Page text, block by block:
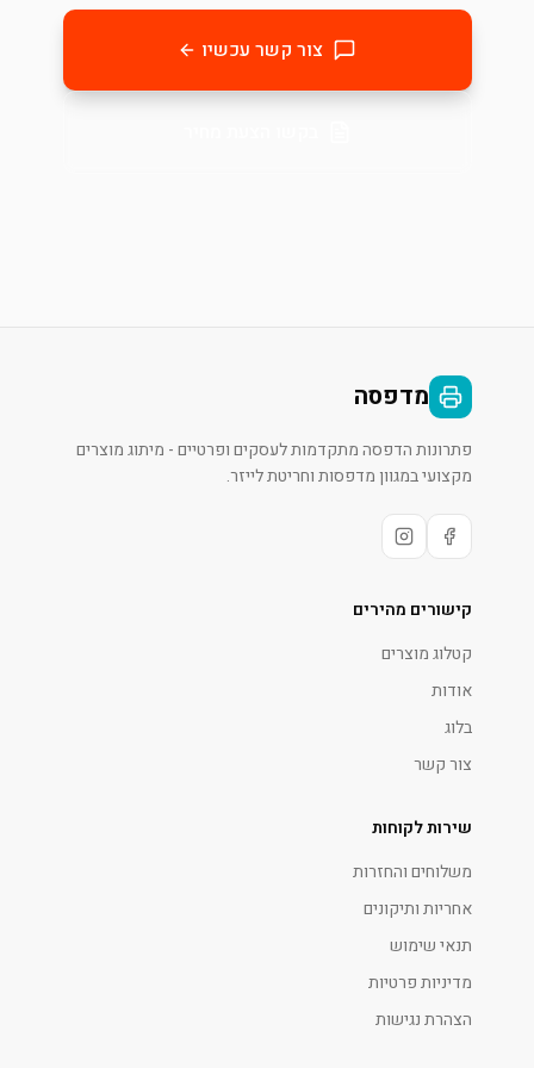
צור קשר עכשיו
מדפסה
פתרונות הדפסה מתקדמות לעסקים ופרטיים - מיתוג מוצרים
מקצועי במגוון מדפסות וחריטת לייזר.
קישורים מהירים
קטלוג מוצרים
אודות
בלוג
צור קשר
שירות לקוחות
משלוחים והחזרות
אחריות ותיקונים
תנאי שימוש
מדיניות פרטיות
הצהרת נגישות